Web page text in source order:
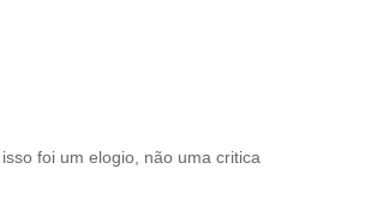
foi um elogio, não uma critica